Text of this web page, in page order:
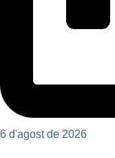
6 d'agost de 2026